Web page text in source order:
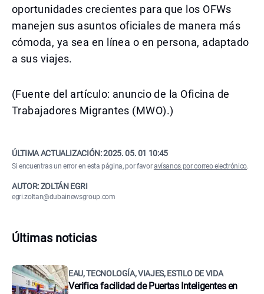
oportunidades crecientes para que los OFWs
manejen sus asuntos oficiales de manera más
cómoda, ya sea en línea o en persona, adaptado
a sus viajes.
(Fuente del artículo: anuncio de la Oficina de
Trabajadores Migrantes (MWO).)
ÚLTIMA ACTUALIZACIÓN:2025. 05. 01 10:45
Si encuentras un error en esta página, por favoravísanos por correo electrónico.
AUTOR: ZOLTÁN EGRI
egri.zoltan@dubainewsgroup.com
Últimas noticias
EAU, TECNOLOGÍA, VIAJES, ESTILO DE VIDA
Verifica facilidad de Puertas Inteligentes en